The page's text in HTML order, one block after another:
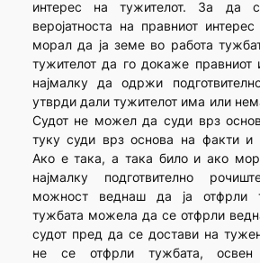
интерес на тужителот. За да
веројатноста на правниот
морал да ја земе во работа
тужителот да го докаже правниот
најмалку да одржи
утврди дали тужителот има или
Судот не можел да суди врз
туку суди врз основа на факти и
Ако е така, а така било и ако
најмалку подготвително
можност веднаш да ја отфрли
тужбата можела да се отфрли
судот пред да се достави на
не се отфрли тужбата, освен